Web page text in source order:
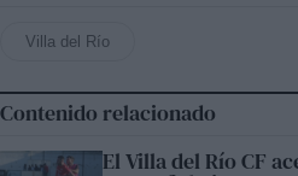
Villa del Río
Contenido relacionado
El Villa del Río CF